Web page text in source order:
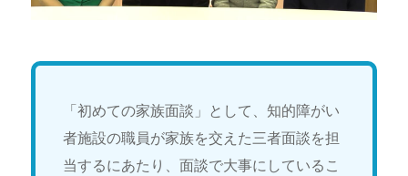
「初めての家族面談」として、知的障がい
者施設の職員が家族を交えた三者面談を担
当するにあたり、面談で大事にしているこ